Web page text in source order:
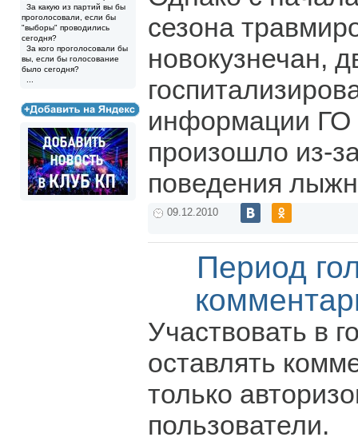
За какую из партий вы бы
проголосовали, если бы
"выборы" проводились
сегодня?
За кого проголосовали бы
вы, если бы голосование
было сегодня?
сезона
новокузнечан,
информации ГО
произошло из-
поведения
09.12.2010
Период
Участвовать в
оставлять
только
пользователи.